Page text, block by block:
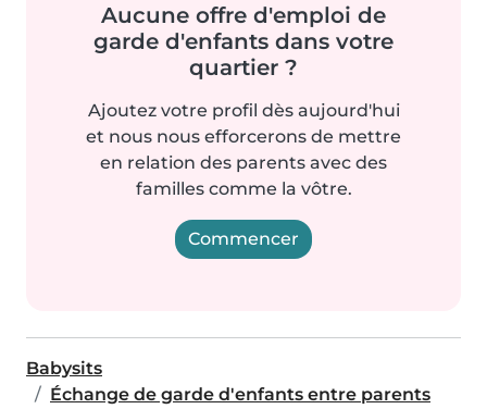
Aucune offre d'emploi de
garde d'enfants dans votre
quartier ?
Ajoutez votre profil dès aujourd'hui
et nous nous efforcerons de mettre
en relation des parents avec des
familles comme la vôtre.
Commencer
Babysits
Échange de garde d'enfants entre parents